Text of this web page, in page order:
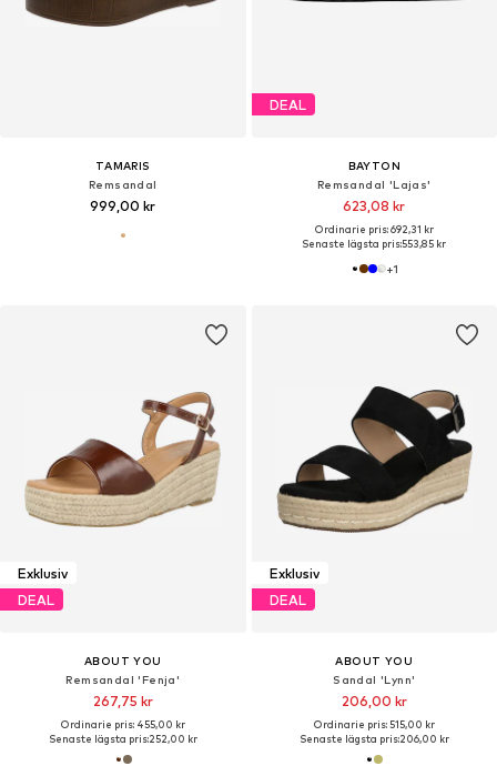
TAMARIS
Remsandal
999,00 kr
DEAL
BAYTON
Remsandal 'Lajas'
623,08 kr
Ordinarie pris: 692,31 kr
Senaste lägsta pris:553,85 kr
+1
Exklusiv
DEAL
ABOUT YOU
Remsandal 'Fenja'
267,75 kr
Ordinarie pris: 455,00 kr
Senaste lägsta pris:252,00 kr
Exklusiv
DEAL
ABOUT YOU
Sandal 'Lynn'
206,00 kr
Ordinarie pris: 515,00 kr
Senaste lägsta pris:206,00 kr